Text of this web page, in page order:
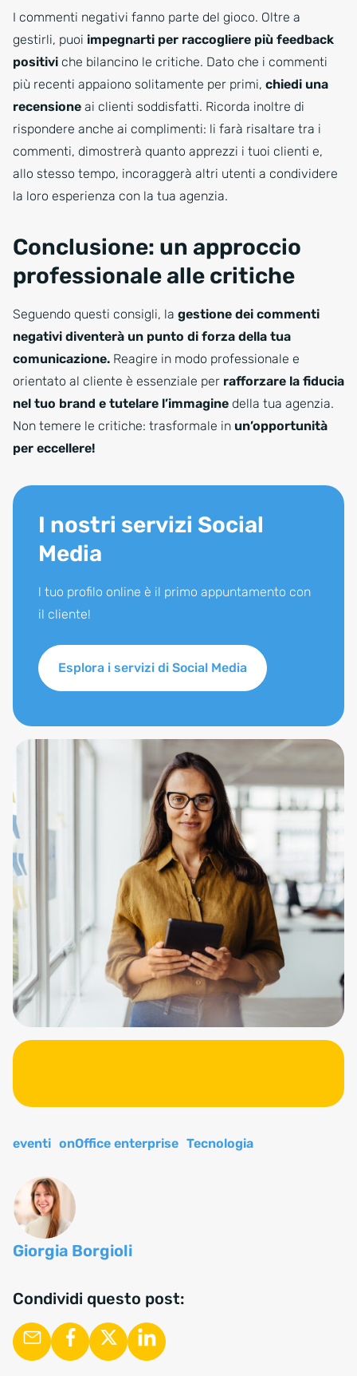
I commenti negativi fanno parte del gioco. Oltre a
gestirli, puoi impegnarti per raccogliere più feedback
positivi che bilancino le critiche. Dato che i commenti
più recenti appaiono solitamente per primi, chiedi una
recensione ai clienti soddisfatti. Ricorda inoltre di
rispondere anche ai complimenti: li farà risaltare tra i
commenti, dimostrerà quanto apprezzi i tuoi clienti e,
allo stesso tempo, incoraggerà altri utenti a condividere
la loro esperienza con la tua agenzia.
Conclusione: un approccio
professionale alle critiche
Seguendo questi consigli, la gestione dei commenti
negativi diventerà un punto di forza della tua
comunicazione. Reagire in modo professionale e
orientato al cliente è essenziale per rafforzare la fiducia
nel tuo brand e tutelare l’immagine della tua agenzia.
Non temere le critiche: trasformale in un’opportunità
per eccellere!
I nostri servizi Social
Media
l tuo profilo online è il primo appuntamento con
il cliente!
Esplora i servizi di Social Media
Sales executive holding a tablet in an office. Business woman
eventi onOffice enterprise Tecnologia
Giorgia Borgioli
Condividi questo post: